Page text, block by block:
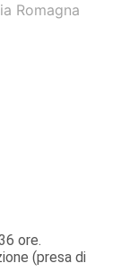
Romagna
ore.
(presa di